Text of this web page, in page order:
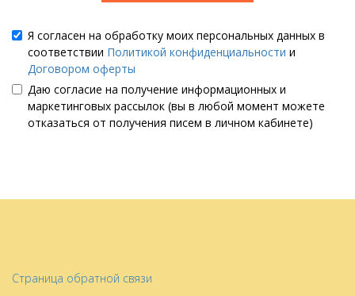
Я согласен на обработку моих персональных данных в
соответствии Политикой конфиденциальности и
Договором оферты
Даю согласие на получение информационных и
маркетинговых рассылок (вы в любой момент можете
отказаться от получения писем в личном кабинете)
Страница обратной связи